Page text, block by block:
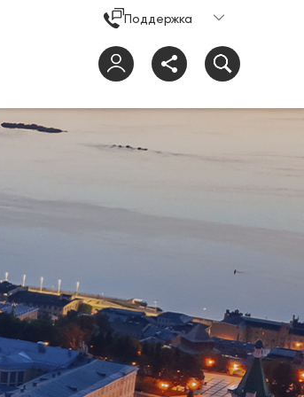
Поддержка